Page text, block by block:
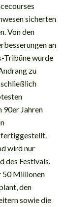
sicherten
Von den
an
Tribüne wurde
zu
90er Jahren
wird nur
des Festivals.
50 Millionen
den
sowie die